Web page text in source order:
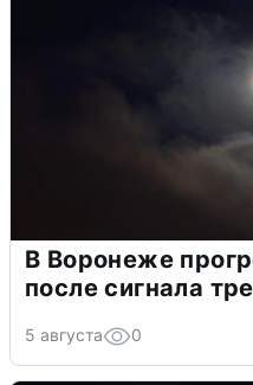
В Воронеже
после сигнала
5 августа 0